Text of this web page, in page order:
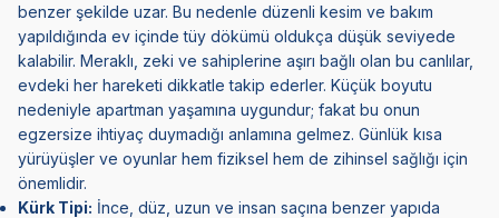
benzer şekilde uzar. Bu nedenle düzenli kesim ve bakım
yapıldığında ev içinde tüy dökümü oldukça düşük seviyede
kalabilir. Meraklı, zeki ve sahiplerine aşırı bağlı olan bu canlılar,
evdeki her hareketi dikkatle takip ederler. Küçük boyutu
nedeniyle apartman yaşamına uygundur; fakat bu onun
egzersize ihtiyaç duymadığı anlamına gelmez. Günlük kısa
yürüyüşler ve oyunlar hem fiziksel hem de zihinsel sağlığı için
önemlidir.
Kürk Tipi: İnce, düz, uzun ve insan saçına benzer yapıda